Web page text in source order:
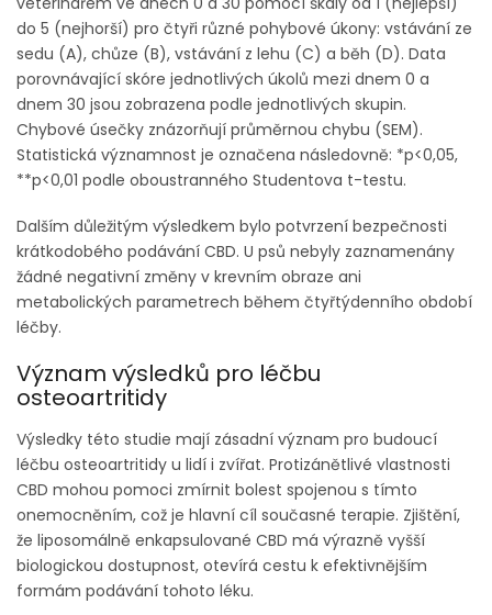
do 5 (nejhorší) pro čtyři různé pohybové úkony: vstávání ze
sedu (A), chůze (B), vstávání z lehu (C) a běh (D). Data
porovnávající skóre jednotlivých úkolů mezi dnem 0 a
dnem 30 jsou zobrazena podle jednotlivých skupin.
Chybové úsečky znázorňují průměrnou chybu (SEM).
Statistická významnost je označena následovně: *p<0,05,
**p<0,01 podle oboustranného Studentova t-testu.
Dalším důležitým výsledkem bylo potvrzení bezpečnosti
krátkodobého podávání CBD. U psů nebyly zaznamenány
žádné negativní změny v krevním obraze ani
metabolických parametrech během čtyřtýdenního období
léčby.
Význam výsledků pro léčbu
osteoartritidy
Výsledky této studie mají zásadní význam pro budoucí
léčbu osteoartritidy u lidí i zvířat. Protizánětlivé vlastnosti
CBD mohou pomoci zmírnit bolest spojenou s tímto
onemocněním, což je hlavní cíl současné terapie. Zjištění,
že liposomálně enkapsulované CBD má výrazně vyšší
biologickou dostupnost, otevírá cestu k efektivnějším
formám podávání tohoto léku.